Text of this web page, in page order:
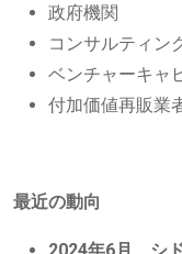
政府機関
コンサルティン
ベンチャーキャ
付加価値再販業
最近の動向